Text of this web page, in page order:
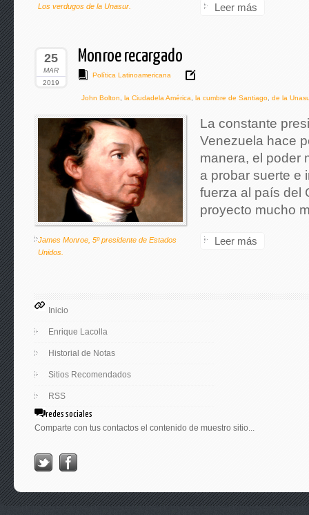
Los verdugos de la Unasur. Leer más
25
MAR
2019
Monroe recargado
Política Latinoamericana
John Bolton la Ciudadela América la cumbre de Santiago de la
James Monroe, 5º presidente de Estados
Unidos.
La constante
Venezuela hace
manera, el poder
a probar suerte e
fuerza al país del
proyecto mucho
Leer más
Inicio
Enrique Lacolla
Historial de Notas
Sitios Recomendados
RSS
redes sociales
Comparte con tus contactos el contenido de muestro sitio...